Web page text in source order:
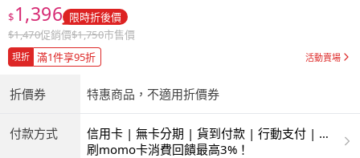
$1,396 限時折後價
$1,470促銷價$1,750市售價
現折 滿1件享95折 活動賣場
折價券 特惠商品，不適用折價券
付款方式
信用卡 | 無卡分期 | 貨到付款 | 行動支付 | 超
商付款 | ATM | 銀聯卡
刷momo卡消費回饋最高3%！